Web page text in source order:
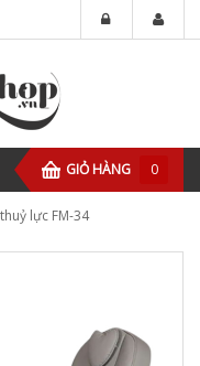
GIỎ HÀNG 0
lực FM-34